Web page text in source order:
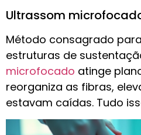
Ultrassom
Método consagrado
estruturas de
microfocado atinge
reorganiza as fibras,
estavam caídas. Tudo